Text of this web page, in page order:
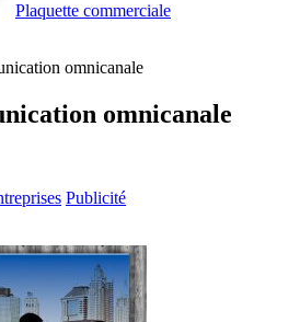
Plaquette commerciale
omnicanale
omnicanale
Publicité